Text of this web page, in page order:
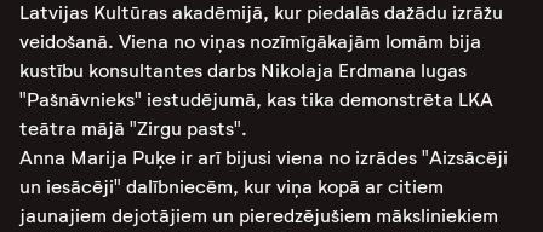
Latvijas Kultūras akadēmijā, kur piedalās dažādu izrāžu
veidošanā. Viena no viņas nozīmīgākajām lomām bija
kustību konsultantes darbs Nikolaja Erdmana lugas
"Pašnāvnieks" iestudējumā, kas tika demonstrēta LKA
teātra mājā "Zirgu pasts"​.
Anna Marija Puķe ir arī bijusi viena no izrādes "Aizsācēji
un iesācēji" dalībniecēm, kur viņa kopā ar citiem
jaunajiem dejotājiem un pieredzējušiem māksliniekiem